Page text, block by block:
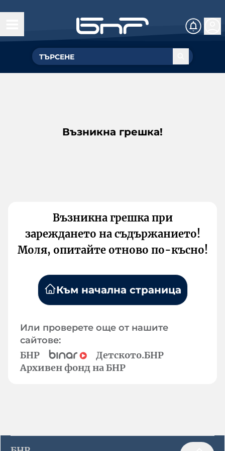
Възникна грешка!
Възникна грешка при
зареждането на съдържанието!
Моля, опитайте отново по-късно!
Към начална страница
Или проверете още от нашите
сайтове:
БНР
Детското.БНР
Архивен фонд на БНР